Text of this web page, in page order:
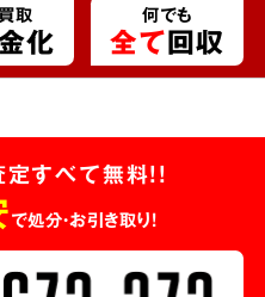
取
化
何でも
全て回収
定すべて無料!!
で処分・お引き取り！